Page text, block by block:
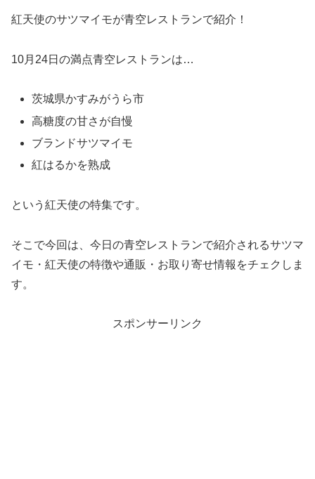
紅天使のサツマイモが青空レストランで紹介！
10月24日の満点青空レストランは…
茨城県かすみがうら市
高糖度の甘さが自慢
ブランドサツマイモ
紅はるかを熟成
という紅天使の特集です。
そこで今回は、今日の青空レストランで紹介されるサツマ
イモ・紅天使の特徴や通販・お取り寄せ情報をチェクしま
す。
スポンサーリンク